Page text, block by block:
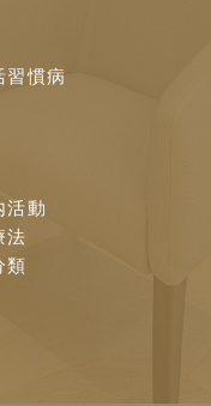
習慣病
活動
法
類